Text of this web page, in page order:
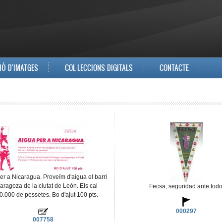
D'IMATGES COL·LECCIONS DIGITALS CONTACTE
a Nicaragua. Proveïm d'aigua el barri
de la ciutat de León. Els cal
de pessetes. Bo d'ajut 100 pts.
007758
Fecsa, seguridad ante
000297